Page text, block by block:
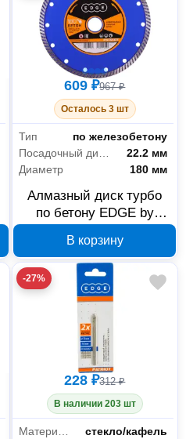
609 ₽967 ₽
Осталось 3 шт
Тип
по железобетону
Посадочный диаметр
22.2 мм
Диаметр
180 мм
Алмазный диск турбо
по бетону EDGE by
811010008
В корзину
-27%
228 ₽312 ₽
В наличии 203 шт
Материал обработки
стекло/кафель